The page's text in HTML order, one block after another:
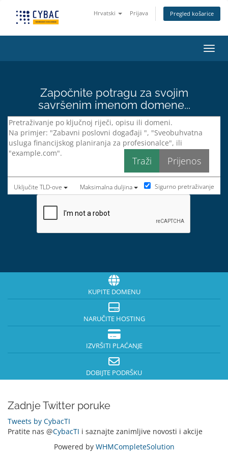
Hrvatski Prijava Pregled košarice
Započnite potragu za svojim
savršenim imenom domene...
Uključite TLD-ove Maksimalna duljina Sigurno pretraživanje
KUPITE DOMENU
NARUČITE HOSTING
IZVRŠITI PLAĆANJE
DOBIJTE PODRŠKU
Zadnje Twitter poruke
Tweets by CybacTI
Pratite nas @CybacTI i saznajte zanimljive novosti i akcije
Powered by WHMCompleteSolution